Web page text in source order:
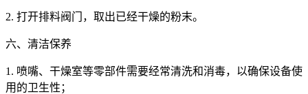
2. 打开排料阀门，取出已经干燥的粉末。
六、清洁保养
1. 喷嘴、干燥室等零部件需要经常清洗和消毒，以确保设备使
用的卫生性；